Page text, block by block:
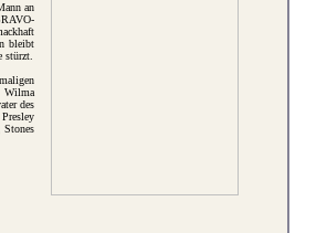
an
bleibt
stürzt.
des